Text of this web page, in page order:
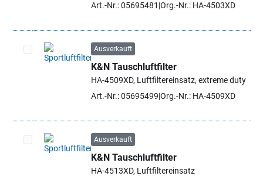
Art.-Nr.: 05695481 Org.-Nr.: HA-4503XD
Artikel auswählen
Ausverkauft
K&N Tauschluftfilter
HA-4509XD, Luftfiltereinsatz, extreme duty
Art.-Nr.: 05695499 Org.-Nr.: HA-4509XD
Artikel auswählen
Ausverkauft
K&N Tauschluftfilter
HA-4513XD, Luftfiltereinsatz